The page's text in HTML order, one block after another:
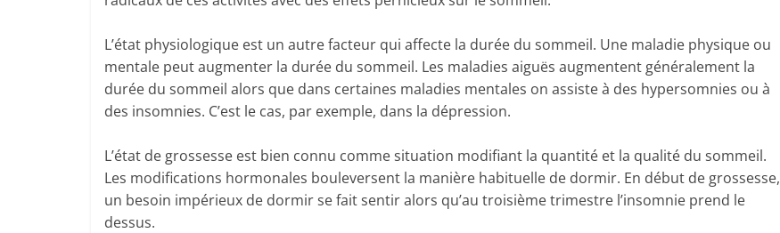
L’état physiologique est un autre facteur qui affecte la durée du sommeil. Une maladie physique ou
mentale peut augmenter la durée du sommeil. Les maladies aiguës augmentent généralement la
durée du sommeil alors que dans certaines maladies mentales on assiste à des hypersomnies ou à
des insomnies. C’est le cas, par exemple, dans la dépression.
L’état de grossesse est bien connu comme situation modifiant la quantité et la qualité du sommeil.
Les modifications hormonales bouleversent la manière habituelle de dormir. En début de grossesse,
un besoin impérieux de dormir se fait sentir alors qu’au troisième trimestre l’insomnie prend le
dessus.